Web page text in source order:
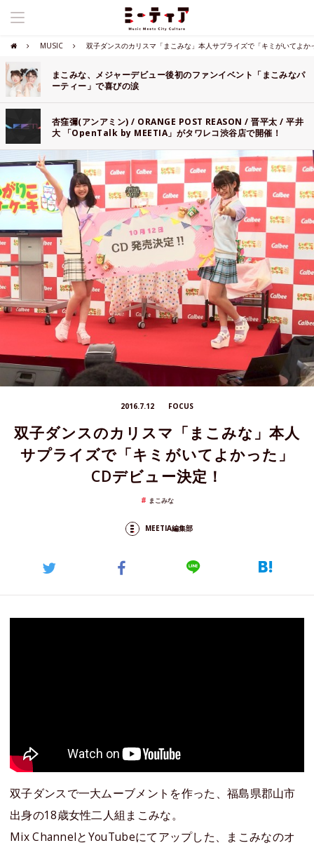
MUSIC 双子ダンスのカリスマ「まこみな」本人サプライズで「キミがいてよ
まこみな、メジャーデビュー後初のファンイベント「まこみなパ
ーティー」で喜びの涙
杏窪彌(アンアミン) / ORANGE POST REASON / 晋平太 / 平井
大 「OpenTalk by MEETIA」がタワレコ渋谷店で開催！
2016.7.12 FOCUS
双子ダンスのカリスマ「まこみな」本人
サプライズで「キミがいてよかった」
CDデビュー決定！
まこみな
MEETIA編集部
双子ダンスで一大ムーブメントを作った、福島県郡山市
出身の18歳女性二人組まこみな。
Mix ChannelとYouTubeにてアップした、まこみなのオ